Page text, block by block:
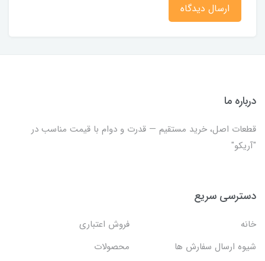
ارسال دیدگاه
درباره ما
قطعات اصل، خرید مستقیم — قدرت و دوام با قیمت مناسب در
"آریکو"
دسترسی سریع
خانه
فروش اعتباری
شیوه ارسال سفارش ها
محصولات